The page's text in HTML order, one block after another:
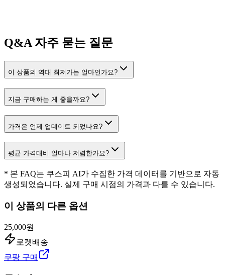
Q&A자주 묻는 질문
이 상품의 역대 최저가는 얼마인가요?
지금 구매하는 게 좋을까요?
가격은 언제 업데이트 되었나요?
평균 가격대비 얼마나 저렴한가요?
* 본 FAQ는 쿠스피 AI가 수집한 가격 데이터를 기반으로 자동
생성되었습니다. 실제 구매 시점의 가격과 다를 수 있습니다.
이 상품의 다른 옵션
25,000원
로켓배송
쿠팡 구매